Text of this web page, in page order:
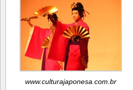
www.culturajaponesa.com.br